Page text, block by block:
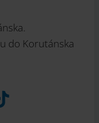
do Korutánska